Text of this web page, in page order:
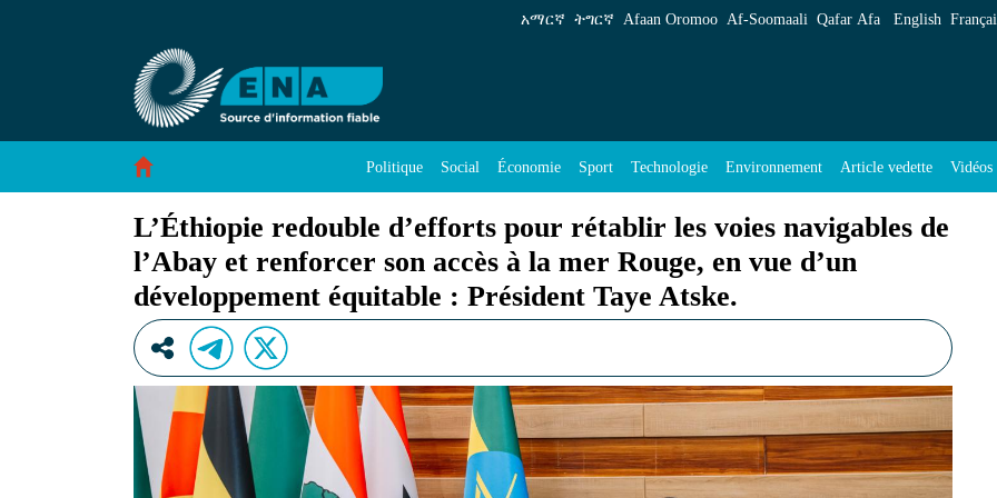
L’Éthiopie redouble d’efforts pour rétablir les voies navigables de l’Abay et renforcer son
አማርኛ ትግርኛ Afaan Oromoo Af‑Soomaali Qafar Afa English
Politique Social Économie Sport Technologie Environnement Article vedette Vidéos
L’Éthiopie redouble d’efforts pour rétablir les voies navigables de
l’Abay et renforcer son accès à la mer Rouge, en vue d’un
développement équitable : Président Taye Atske.